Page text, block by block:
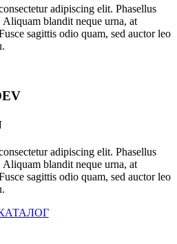
adipiscing elit. Phasellus
Aliquam blandit neque urna, at
sagittis odio quam, sed auctor leo
adipiscing elit. Phasellus
Aliquam blandit neque urna, at
sagittis odio quam, sed auctor leo